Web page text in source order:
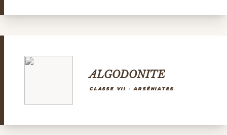
ALGODONITE
CLASSE VII - ARSÉNIATES